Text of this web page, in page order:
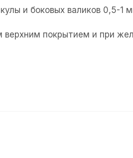
и боковых валиков 0,5-1
верхним покрытием и при